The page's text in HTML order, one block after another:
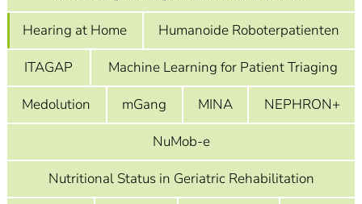
Hearing at Home
Humanoide Roboterpatienten
ITAGAP
Machine Learning for Patient Triaging
Medolution
mGang MINA
NEPHRON+
NuMob-e
Nutritional Status in Geriatric Rehabilitation